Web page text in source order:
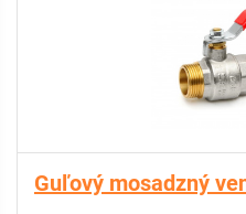
Guľový mosadzný